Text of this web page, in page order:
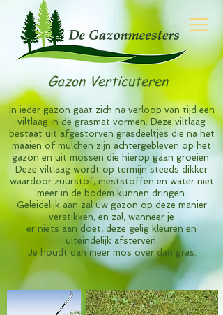
Gazon Verticuteren
In ieder gazon gaat zich na verloop van tijd een
viltlaag in de grasmat vormen. Deze viltlaag
bestaat uit afgestorven grasdeeltjes die na het
maaien of mulchen zijn achtergebleven op het
gazon en uit mossen die hierop gaan groeien.
Deze viltlaag wordt op termijn steeds dikker
waardoor zuurstof, meststoffen en water niet
meerin de bodem kunnen dringen.
Geleidelijk aan zal uw gazon op deze manier
verstikken, en zal, wanneer je
er niets aan doet, deze gelig kleuren en
uiteindelijk afsterven.
Je houdt dan meer mos over dan gras.